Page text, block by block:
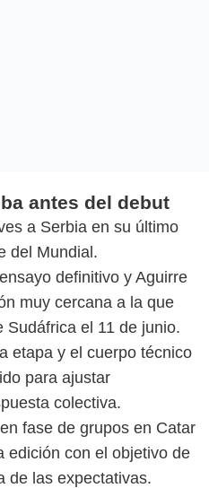
antes del debut
a Serbia en su último
del Mundial.
definitivo y Aguirre
muy cercana a la que
Sudáfrica el 11 de junio.
etapa y el cuerpo técnico
para ajustar
colectiva.
fase de grupos en Catar
edición con el objetivo de
de las expectativas.